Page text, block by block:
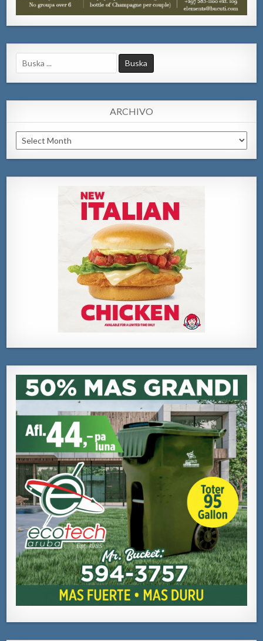
Search
for:
ARCHIVO
Archivo